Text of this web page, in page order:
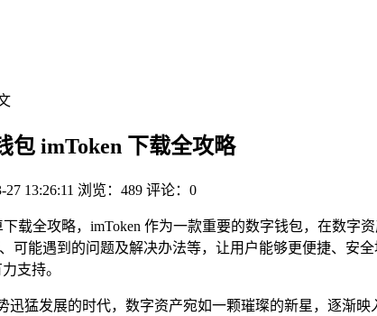
包 imToken 下载全攻略
27 13:26:11 浏览：489 评论：0
载全攻略，imToken 作为一款重要的数字钱包，在数
可能遇到的问题及解决办法等，让用户能够更便捷、
支持。
迅猛发展的时代，数字资产宛如一颗璀璨的新星，逐渐